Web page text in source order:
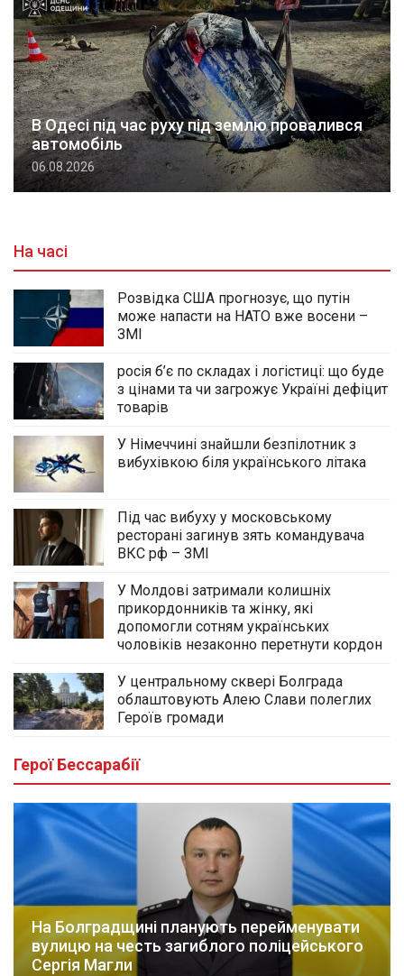
В Одесі під час руху під землю провалився
автомобіль
06.08.2026
На часі
Розвідка США прогнозує, що путін
може напасти на НАТО вже восени –
ЗМІ
росія б’є по складах і логістиці: що буде
з цінами та чи загрожує Україні дефіцит
товарів
У Німеччині знайшли безпілотник з
вибухівкою біля українського літака
Під час вибуху у московському
ресторані загинув зять командувача
ВКС рф – ЗМІ
У Молдові затримали колишніх
прикордонників та жінку, які
допомогли сотням українських
чоловіків незаконно перетнути кордон
У центральному сквері Болграда
облаштовують Алею Слави полеглих
Героїв громади
Герої Бессарабії
На Болградщині планують перейменувати
вулицю на честь загиблого поліцейського
Сергія Магли